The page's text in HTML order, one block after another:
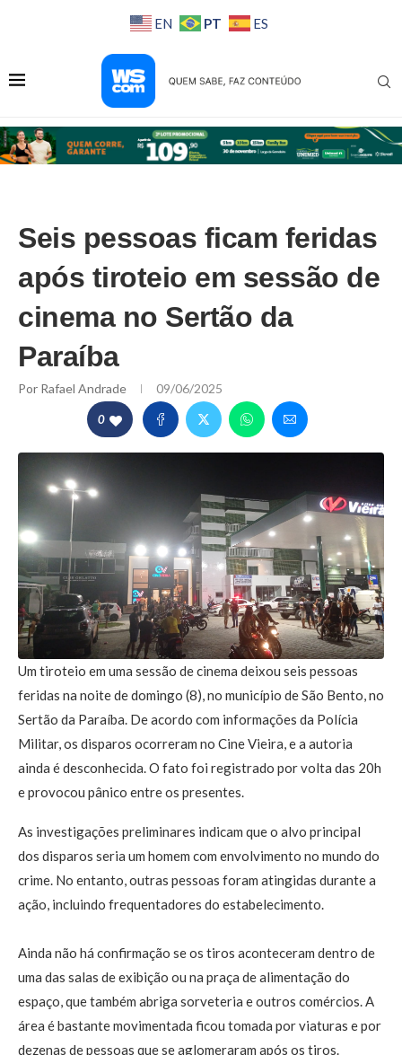
EN PT ES
Seis pessoas ficam feridas
após tiroteio em sessão de
cinema no Sertão da
Paraíba
Por Rafael Andrade 09/06/2025
0
Um tiroteio em uma sessão de cinema deixou seis pessoas
feridas na noite de domingo (8), no município de São Bento, no
Sertão da Paraíba. De acordo com informações da Polícia
Militar, os disparos ocorreram no Cine Vieira, e a autoria
ainda é desconhecida. O fato foi registrado por volta das 20h
e provocou pânico entre os presentes.
As investigações preliminares indicam que o alvo principal
dos disparos seria um homem com envolvimento no mundo do
crime. No entanto, outras pessoas foram atingidas durante a
ação, incluindo frequentadores do estabelecimento.
Ainda não há confirmação se os tiros aconteceram dentro de
uma das salas de exibição ou na praça de alimentação do
espaço, que também abriga sorveteria e outros comércios. A
área é bastante movimentada ficou tomada por viaturas e por
dezenas de pessoas que se aglomeraram após os tiros.